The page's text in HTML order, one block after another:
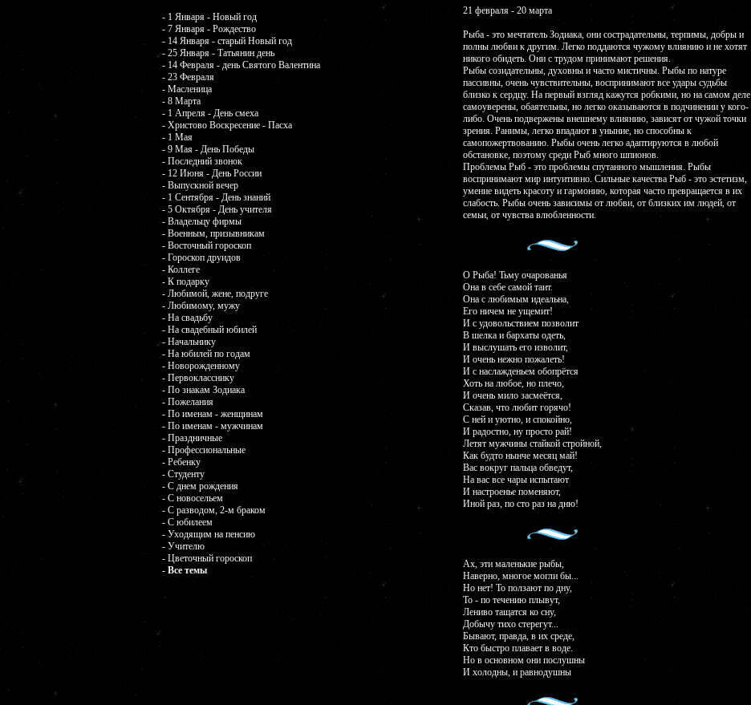
- 1 Января - Новый год
- 7 Января - Рождество
- 14 Января - старый Новый год
- 25 Января - Татьянин день
- 14 Февраля - день Святого Валентина
- 23 Февраля
- Масленица
- 8 Марта
- 1 Апреля - День смеха
- Христово Воскресение - Пасха
- 1 Мая
- 9 Мая - День Победы
- Последний звонок
- 12 Июня - День России
- Выпускной вечер
- 1 Сентября - День знаний
- 5 Октября - День учителя
- Владельцу фирмы
- Военным, призывникам
- Восточный гороскоп
- Гороскоп друидов
- Коллеге
- К подарку
- Любимой, жене, подруге
- Любимому, мужу
- На свадьбу
- На свадебный юбилей
- Начальнику
- На юбилей по годам
- Новорожденному
- Первокласснику
- По знакам Зодиака
- Пожелания
- По именам - женщинам
- По именам - мужчинам
- Праздничные
- Профессиональные
- Ребенку
- Студенту
- С днем рождения
- С новосельем
- С разводом, 2-м браком
- С юбилеем
- Уходящим на пенсию
- Учителю
- Цветочный гороскоп
- Все темы
21 февраля - 20 марта
Рыба - это мечтатель Зодиака, они сострадательны, терпимы, добры и
полны любви к другим. Легко поддаются чужому влиянию и не хотят
никого обидеть. Они с трудом принимают решения.
Рыбы созидательны, духовны и часто мистичны. Рыбы по натуре
пассивны, очень чувствительны, воспринимают все удары судьбы
близко к сердцу. На первый взгляд кажутся робкими, но на самом деле
самоуверены, обаятельны, но легко оказываются в подчинении у кого-
либо. Очень подвержены внешнему влиянию, зависят от чужой точки
зрения. Ранимы, легко впадают в уныние, но способны к
самопожертвованию. Рыбы очень легко адаптируются в любой
обстановке, поэтому среди Рыб много шпионов.
Проблемы Рыб - это проблемы спутанного мышления. Рыбы
воспринимают мир интуитивно. Сильные качества Рыб - это эстетизм,
умение видеть красоту и гармонию, которая часто превращается в их
слабость. Рыбы очень зависимы от любви, от близких им людей, от
семьи, от чувства влюбленности.
О Рыба! Тьму очарованья
Она в себе самой таит.
Она с любимым идеальна,
Его ничем не ущемит!
И с удовольствием позволит
В шелка и бархаты одеть,
И выслушать его изволит,
И очень нежно пожалеть!
И с наслажденьем обопрётся
Хоть на любое, но плечо,
И очень мило засмеётся,
Сказав, что любит горячо!
С ней и уютно, и спокойно,
И радостно, ну просто рай!
Летят мужчины стайкой стройной,
Как будто нынче месяц май!
Вас вокруг пальца обведут,
На вас все чары испытают
И настроенье поменяют,
Иной раз, по сто раз на дню!
Ах, эти маленькие рыбы,
Наверно, многое могли бы...
Но нет! То ползают по дну,
То - по течению плывут,
Лениво тащатся ко сну,
Добычу тихо стерегут...
Бывают, правда, в их среде,
Кто быстро плавает в воде.
Но в основном они послушны
И холодны, и равнодушны